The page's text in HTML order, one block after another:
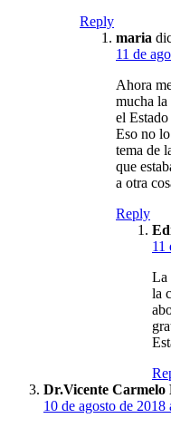
Reply
maria
11 de
Ahora
mucha la
el
Eso no
tema de
que
a otra
Reply
11
La
la
Dr.Vicente
10 de agosto de 2018